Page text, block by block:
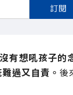
訂閱
有想吼孩子的
過又自責。 後